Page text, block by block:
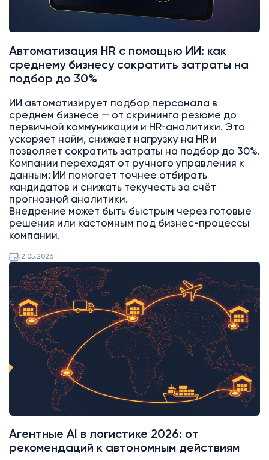
Автоматизация HR с помощью ИИ: как
среднему бизнесу сократить затраты на
подбор до 30%
ИИ автоматизирует подбор персонала в
среднем бизнесе — от скрининга резюме до
первичной коммуникации и HR-аналитики. Это
ускоряет найм, снижает нагрузку на HR и
позволяет сократить затраты на подбор до 30%.
Компании переходят от ручного управления к
данным: ИИ помогает точнее отбирать
кандидатов и снижать текучесть за счёт
прогнозной аналитики.
Внедрение может быть быстрым через готовые
решения или кастомным под бизнес-процессы
компании.
12.05.2026
AI
Битрикс24
Агентные AI в логистике 2026: от
рекомендаций к автономным действиям